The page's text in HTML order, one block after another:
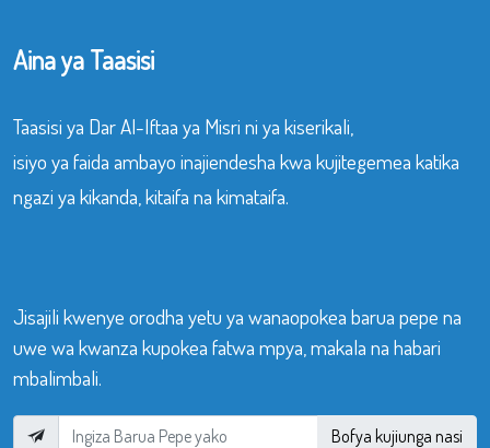
Aina ya Taasisi
Taasisi ya Dar Al-Iftaa ya Misri ni ya kiserikali,
isiyo ya faida ambayo inajiendesha kwa kujitegemea katika
ngazi ya kikanda, kitaifa na kimataifa.
Jisajili kwenye orodha yetu ya wanaopokea barua pepe na
uwe wa kwanza kupokea fatwa mpya, makala na habari
mbalimbali.
Bofya kujiunga nasi